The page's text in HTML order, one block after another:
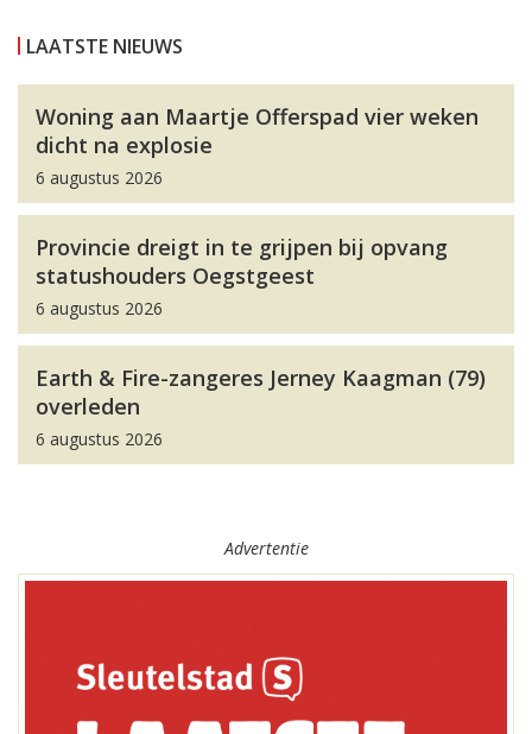
LAATSTE NIEUWS
Woning aan Maartje Offerspad vier weken
dicht na explosie
6 augustus 2026
Provincie dreigt in te grijpen bij opvang
statushouders Oegstgeest
6 augustus 2026
Earth & Fire-zangeres Jerney Kaagman (79)
overleden
6 augustus 2026
Advertentie